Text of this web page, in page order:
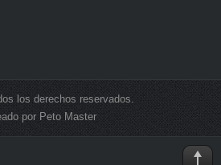
los derechos reservados.
por Peto Master